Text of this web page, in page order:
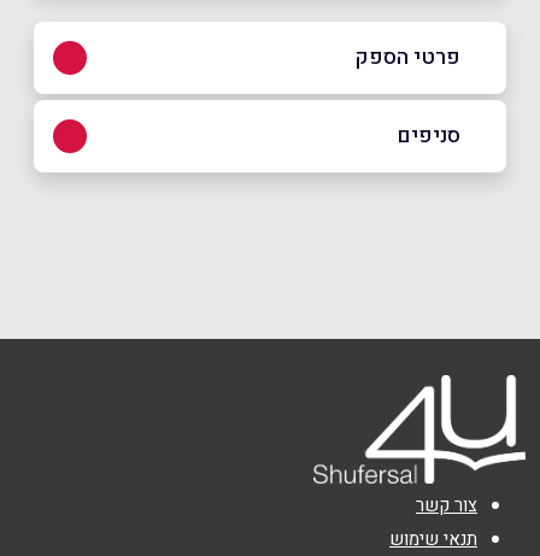
פרטי הספק
אימייל*
נושא*
אנא חזרו אלי בקשר ל...
סניפים
ירושלים
דרך חברון 101
02-5479090
צור קשר
תנאי שימוש